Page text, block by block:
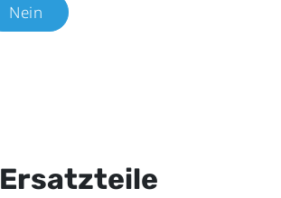
Nein
Ersatzteile